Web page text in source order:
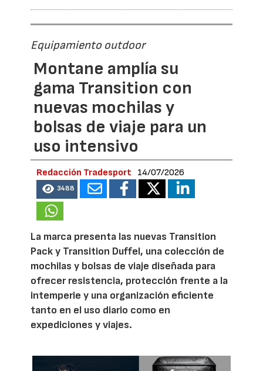
Equipamiento outdoor
Montane amplía su
gama Transition con
nuevas mochilas y
bolsas de viaje para un
uso intensivo
Redacción Tradesport 14/07/2026
3488
La marca presenta las nuevas Transition
Pack y Transition Duffel, una colección de
mochilas y bolsas de viaje diseñada para
ofrecer resistencia, protección frente a la
intemperie y una organización eficiente
tanto en el uso diario como en
expediciones y viajes.